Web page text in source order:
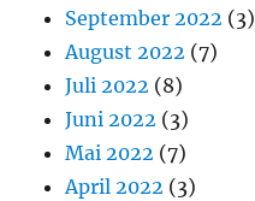
September 2022 (3)
August 2022 (7)
Juli 2022 (8)
Juni 2022 (3)
Mai 2022 (7)
April 2022 (3)